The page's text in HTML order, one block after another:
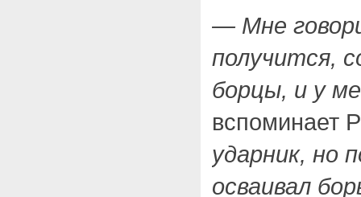
— Мне
получится,
борцы, и у
вспоминает
ударник, но
осваивал